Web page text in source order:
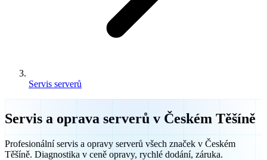
Servis serverů
Servis a oprava serverů v Českém Těšíně
Profesionální servis a opravy serverů všech značek v Českém
Těšíně. Diagnostika v ceně opravy, rychlé dodání, záruka.